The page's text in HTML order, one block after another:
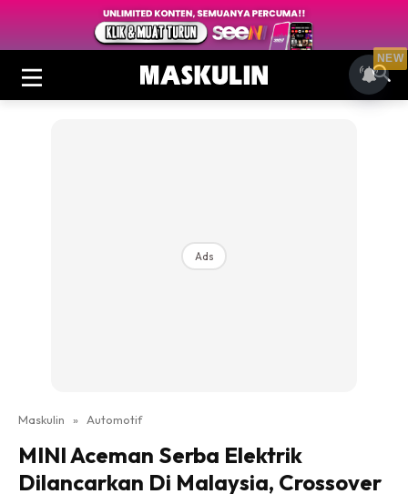
Ads
Maskulin » Automotif
MINI Aceman Serba Elektrik
Dilancarkan Di Malaysia, Crossover
NEW